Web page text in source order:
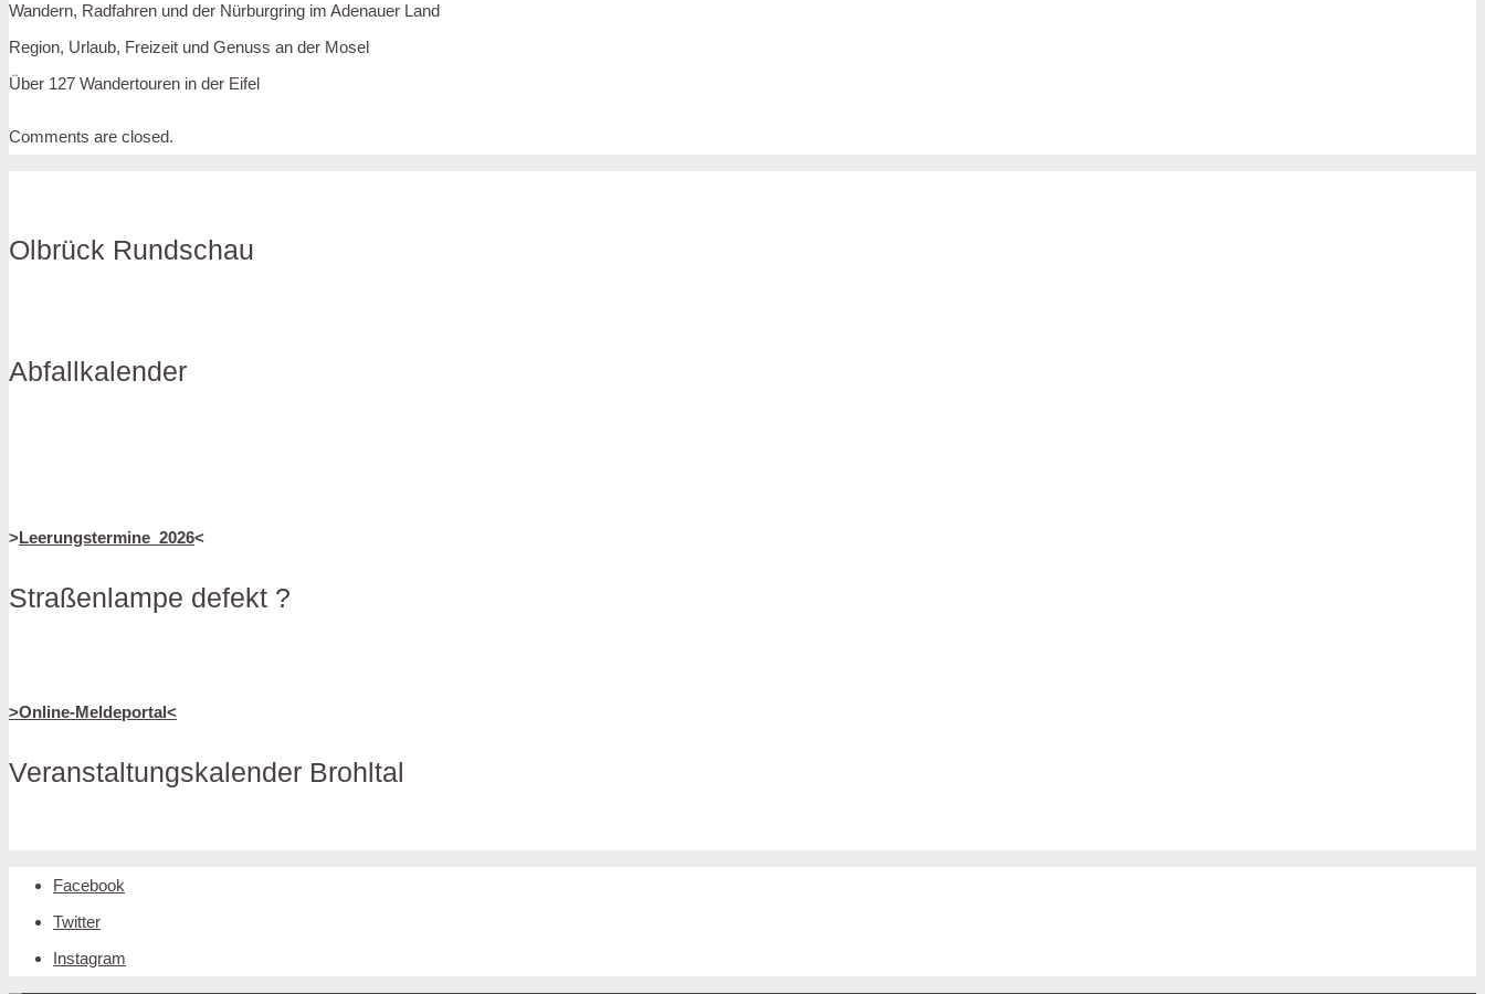
Wandern, Radfahren und der Nürburgring im Adenauer Land
Region, Urlaub, Freizeit und Genuss an der Mosel
Über 127 Wandertouren in der Eifel
Comments are closed.
Olbrück Rundschau
Abfallkalender
>Leerungstermine_2026<
Straßenlampe defekt ?
>Online-Meldeportal<
Veranstaltungskalender Brohltal
Facebook
Twitter
Instagram